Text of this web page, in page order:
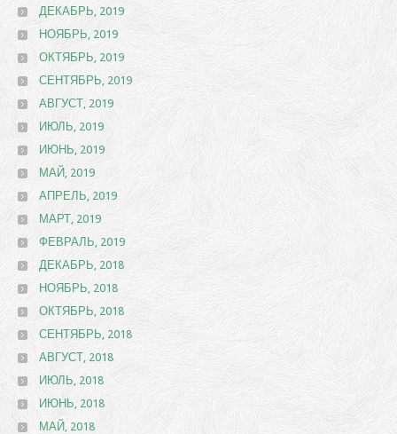
ДЕКАБРЬ, 2019
НОЯБРЬ, 2019
ОКТЯБРЬ, 2019
СЕНТЯБРЬ, 2019
АВГУСТ, 2019
ИЮЛЬ, 2019
ИЮНЬ, 2019
МАЙ, 2019
АПРЕЛЬ, 2019
МАРТ, 2019
ФЕВРАЛЬ, 2019
ДЕКАБРЬ, 2018
НОЯБРЬ, 2018
ОКТЯБРЬ, 2018
СЕНТЯБРЬ, 2018
АВГУСТ, 2018
ИЮЛЬ, 2018
ИЮНЬ, 2018
МАЙ, 2018